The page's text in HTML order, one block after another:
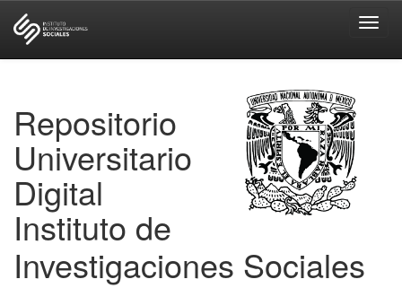
Repositorio
Universitario
Digital
Instituto de
Investigaciones Sociales